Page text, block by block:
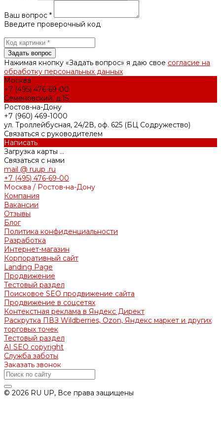
Ваш вопрос *
Введите проверочный код
Нажимая кнопку «Задать вопрос» я даю свое согласие на
обработку персональных данных
Москва
+7 (495) 476-69-00
Семеновский, д.15
Ростов-на-Дону
+7 (960) 469-1000
ул. Троллейбусная, 24/2В, оф. 625 (БЦ Содружество)
Связаться с руководителем
Написать
Загрузка карты ...
Связаться с нами
mail @ ruup .ru
+7 (495) 476-69-00
Москва / Ростов-на-Дону
Компания
Вакансии
Отзывы
Блог
Политика конфиденциальности
Разработка
Интернет-магазин
Корпоративный сайт
Landing Page
Продвижение
Тестовый раздел
Поисковое SEO продвижение сайта
Продвижение в соцсетях
Контекстная реклама в Яндекс Директ
Раскрутка ПВЗ Wildberries, Ozon, Яндекс маркет и других
торговых точек
Тестовый раздел
AI SEO copyright
Служба заботы
Заказать звонок
© 2026 RU UP, Все права защищены